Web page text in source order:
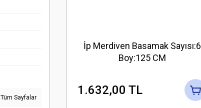
Tüm Sayfalar
İp Merdiven Basamak Sayısı:6
Boy:125 CM
1.632,00 TL